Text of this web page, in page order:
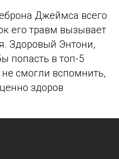
Джеймса всего
его травм вызывает
Здоровый Энтони,
попасть в топ-5
смогли вспомнить,
здоров